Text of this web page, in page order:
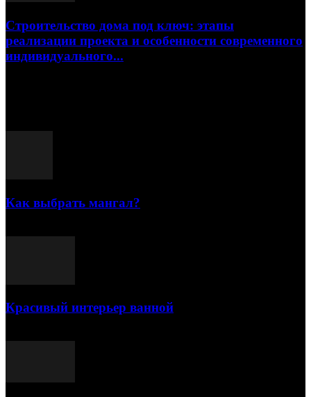
Строительство дома под ключ: этапы
реализации проекта и особенности современного
индивидуального...
Как выбрать мангал?
Красивый интерьер ванной